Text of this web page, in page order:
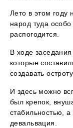
Лето в этом году
народ туда
распогодится.
В ходе
которые
создавать
И здесь можно
был крепок,
стабильностью,
девальвация.